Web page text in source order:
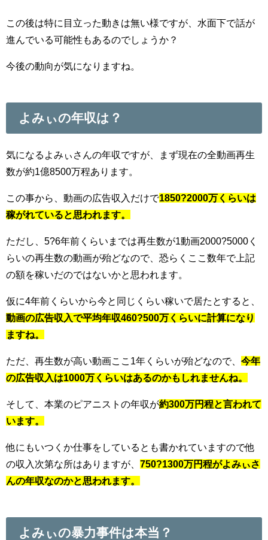
この後は特に目立った動きは無い様ですが、水面下で話が
進んでいる可能性もあるのでしょうか？
今後の動向が気になりますね。
よみぃの年収は？
気になるよみぃさんの年収ですが、まず現在の全動画再生
数が約1億8500万程あります。
この事から、動画の広告収入だけで1850?2000万くらいは
稼がれていると思われます。
ただし、5?6年前くらいまでは再生数が1動画2000?5000く
らいの再生数の動画が殆どなので、恐らくここ数年で上記
の額を稼いだのではないかと思われます。
仮に4年前くらいから今と同じくらい稼いで居たとすると、
動画の広告収入で平均年収460?500万くらいに計算になり
ますね。
ただ、再生数が高い動画ここ1年くらいが殆どなので、 今年
の広告収入は1000万くらいはあるのかもしれませんね。
そして、本業のピアニストの年収が約300万円程と言われて
います。
他にもいつくか仕事をしているとも書かれていますので他
の収入次第な所はありますが、 750?1300万円程がよみぃさ
んの年収なのかと思われます。
よみぃの暴力事件は本当？